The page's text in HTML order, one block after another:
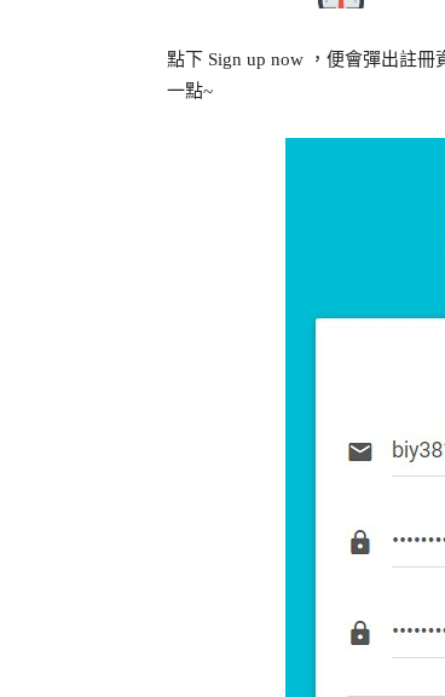
點下 Sign up now ，便會彈出註
一點~